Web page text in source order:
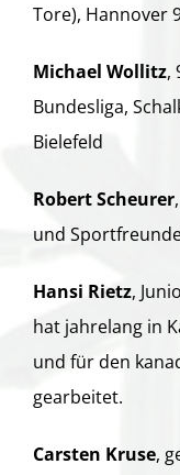
Tore), Hannover
Michael Wollitz,
Bundesliga,
Bielefeld
Robert Scheurer
und
Hansi Rietz,
hat jahrelang in
und für den
gearbeitet.
Carsten Kruse,